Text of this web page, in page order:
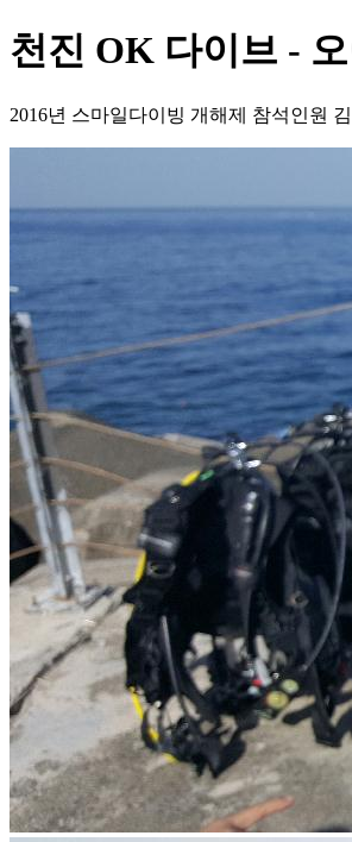
천진 OK 다이브 -
2016년 스마일다이빙 개해제 참석인원